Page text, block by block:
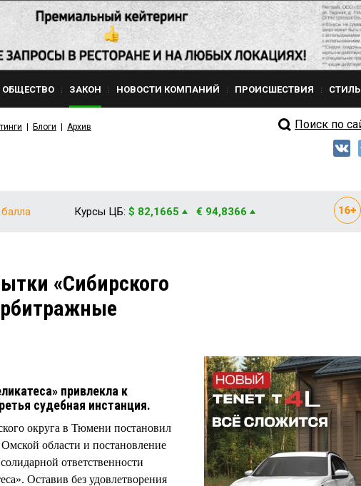
ОБЩЕСТВО ЗАКОН НОВОСТИ КОМПАНИЙ ПРОИСШЕСТВИЯ
Блоги Архив Поиск по
балла Курсы ЦБ: $ 82,1665 € 94,8366
«Сибирского
привлекла к
судебная инстанция.
округа в Тюмени постановил
области и постановление
ответственности
Оставив без удовлетворения